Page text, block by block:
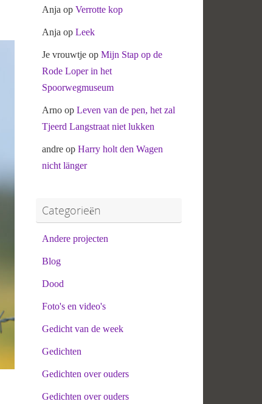
Anja op Verrotte kop
Anja op Leek
Je vrouwtje op Mijn Stap op de
Rode Loper in het
Spoorwegmuseum
Arno op Leven van de pen, het zal
Tjeerd Langstraat niet lukken
andre op Harry holt den Wagen
nicht länger
Categorieën
Andere projecten
Blog
Dood
Foto's en video's
Gedicht van de week
Gedichten
Gedichten over ouders
Gedichten over ouders